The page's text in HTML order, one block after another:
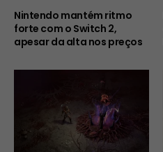
Nintendo mantém ritmo
forte com o Switch 2,
apesar da alta nos preços